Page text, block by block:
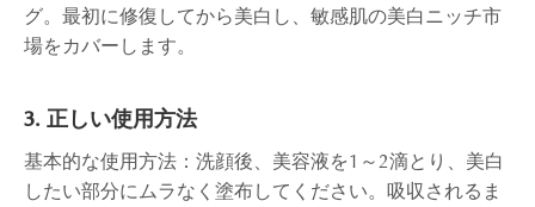
グ。最初に修復してから美白し、敏感肌の美白ニッチ市
場をカバーします。
3. 正しい使用方法
基本的な使用方法：洗顔後、美容液を1～2滴とり、美白
したい部分にムラなく塗布してください。吸収されるま